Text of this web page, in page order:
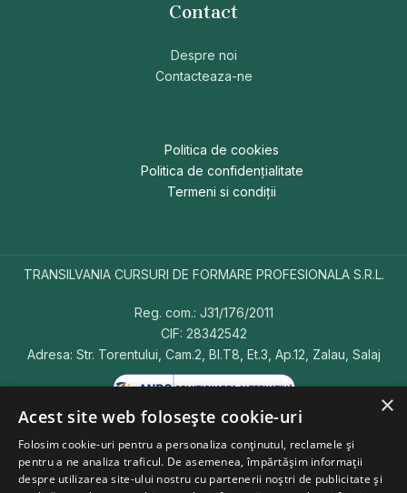
Contact
Despre noi
Contacteaza-ne
Politica de cookies
Politica de confidențialitate
Termeni si condiții
TRANSILVANIA CURSURI DE FORMARE PROFESIONALA S.R.L.
Reg. com.: J31/176/2011
CIF: 28342542
Adresa: Str. Torentului, Cam.2, Bl.T8, Et.3, Ap.12, Zalau, Salaj
Copyright © 2026 CursFormareProfesioanala.ro.Toate
×
Acest site web folosește cookie-uri
Folosim cookie-uri pentru a personaliza conținutul, reclamele și
pentru a ne analiza traficul. De asemenea, împărtășim informații
despre utilizarea site-ului nostru cu partenerii noștri de publicitate și